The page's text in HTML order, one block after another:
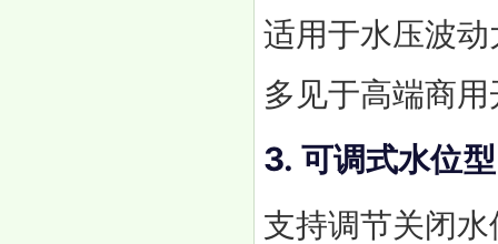
适用于水压波
多见于高端商
3.可调式水位型
支持调节关闭